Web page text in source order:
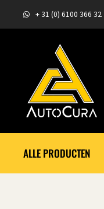
+ 31 (0) 6100 366 32
ALLE PRODUCTEN